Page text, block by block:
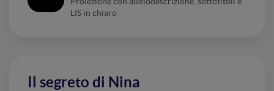
LIS in chiaro
Il segreto di Nina